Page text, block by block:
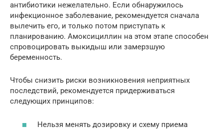
антибиотики нежелательно. Если обнаружилось
инфекционное заболевание, рекомендуется сначала
вылечить его, и только потом приступать к
планированию. Амоксициллин на этом этапе способен
спровоцировать выкидыш или замерзшую
беременность.
Чтобы снизить риски возникновения неприятных
последствий, рекомендуется придерживаться
следующих принципов:
Нельзя менять дозировку и схему приема